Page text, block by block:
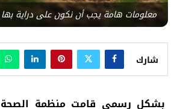
معلومات هامة يجب أن نكون على دراية
شارك
بشكل رسمي قامت منظمة الصحة